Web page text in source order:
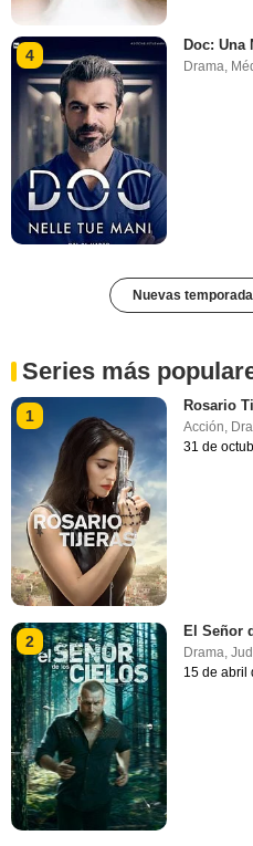
4
Doc: Una
Drama,
Nuevas
Series más
1
Rosario
Acción,
31 de
2
El Señor
Drama ,
15 de abril